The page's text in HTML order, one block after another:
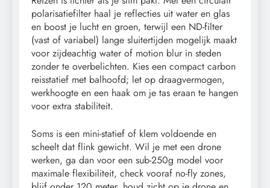
polarisatiefilter haal je reflecties uit water en glas
en boost je lucht en groen, terwijl een ND-filter
(vast of variabel) lange sluitertijden mogelijk maakt
voor zijdeachtig water of motion blur in steden
zonder te overbelichten. Kies een compact carbon
reisstatief met balhoofd; let op draagvermogen,
werkhoogte en een haak om je tas eraan te hangen
voor extra stabiliteit.
Soms is een mini-statief of klem voldoende en
scheelt dat flink gewicht. Wil je met een drone
werken, ga dan voor een sub-250g model voor
maximale flexibiliteit, check vooraf no-fly zones,